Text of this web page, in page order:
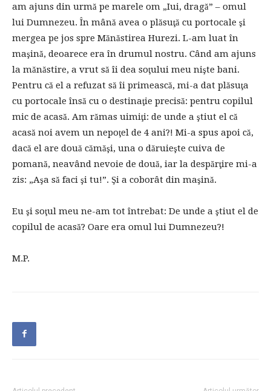
am ajuns din urmă pe marele om „Iui, dragă” – omul
lui Dumnezeu. În mână avea o plăsuţă cu portocale şi
mergea pe jos spre Mănăstirea Hurezi. L-am luat în
maşină, deoarece era în drumul nostru. Când am ajuns
la mănăstire, a vrut să îi dea soţului meu nişte bani.
Pentru că el a refuzat să îi primească, mi-a dat plăsuţa
cu portocale însă cu o destinaţie precisă: pentru copilul
mic de acasă. Am rămas uimiţi: de unde a ştiut el că
acasă noi avem un nepoţel de 4 ani?! Mi-a spus apoi că,
dacă el are două cămăşi, una o dăruieşte cuiva de
pomană, neavând nevoie de două, iar la despărţire mi-a
zis: „Aşa să faci şi tu!”. Şi a coborât din maşină.
Eu şi soţul meu ne-am tot întrebat: De unde a ştiut el de
copilul de acasă? Oare era omul lui Dumnezeu?!
M.P.